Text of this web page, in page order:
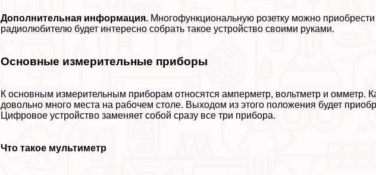
Дополнительная информация. Многофункциональную розетку можно
радиолюбителю будет интересно собрать такое устройство своими руками.
Основные измерительные приборы
К основным измерительным приборам относятся амперметр, вольтметр и омметр.
довольно много места на рабочем столе. Выходом из этого положения будет
Цифровое устройство заменяет собой сразу все три прибора.
Что такое мультиметр